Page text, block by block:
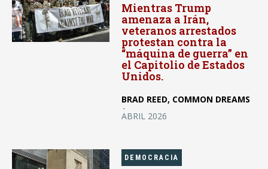
Mientras Trump
amenaza a Irán,
veteranos arrestados
protestan contra la
“máquina de guerra” en
el Capitolio de Estados
Unidos.
BRAD REED, COMMON DREAMS
-
ABRIL 2026
DEMOCRACIA